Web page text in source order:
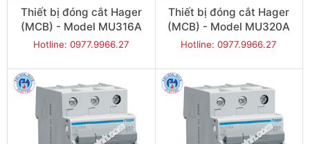
Thiết bị đóng cắt Hager
(MCB) - Model MU316A
Hotline: 0977.9966.27
Thiết bị đóng cắt Hager
(MCB) - Model MU320A
Hotline: 0977.9966.27